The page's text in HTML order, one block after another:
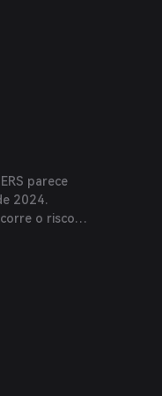
parece
2024.
o risco